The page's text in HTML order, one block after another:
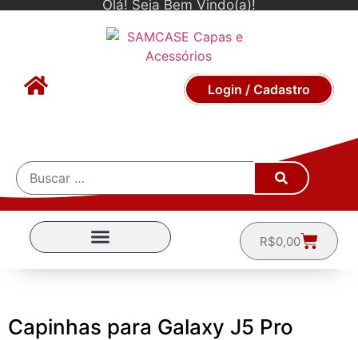
Olá! Seja Bem Vindo(a)!
Login / Cadastro
R$0,00
Capinhas para Galaxy J5 Pro